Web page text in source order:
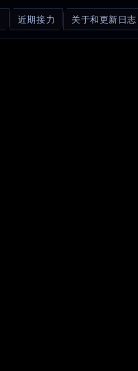
近期接力 关于和更新日志